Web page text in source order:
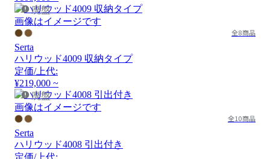
廃盤
画像はイメージです
全8商品
Serta
ハリウッド4009 収納タイプ
定価/上代:
¥219,000 ~
廃盤
画像はイメージです
全10商品
Serta
ハリウッド4008 引出付き
定価/上代: